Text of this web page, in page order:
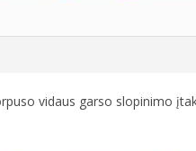
vidaus garso slopinimo